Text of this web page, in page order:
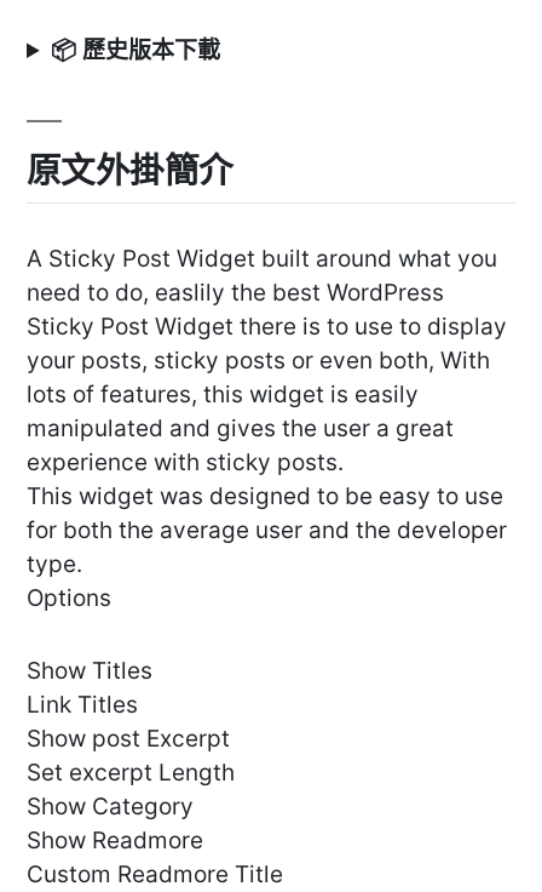
📦 歷史版本下載
原文外掛簡介
A Sticky Post Widget built around what you
need to do, easlily the best WordPress
Sticky Post Widget there is to use to display
your posts, sticky posts or even both, With
lots of features, this widget is easily
manipulated and gives the user a great
experience with sticky posts.
This widget was designed to be easy to use
for both the average user and the developer
type.
Options
Show Titles
Link Titles
Show post Excerpt
Set excerpt Length
Show Category
Show Readmore
Custom Readmore Title